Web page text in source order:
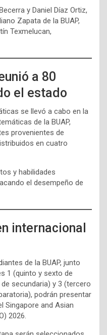
y Daniel Díaz Ortiz,
Zapata de la BUAP,
Texmelucan,
a 80
el estado
se llevó a cabo en la
de la BUAP,
provenientes de
en cuatro
y habilidades
el desempeño de
internacional
de la BUAP, junto
1 (quinto y sexto de
secundaria) y 3 (tercero
podrán presentar
Singapore and Asian
2026.